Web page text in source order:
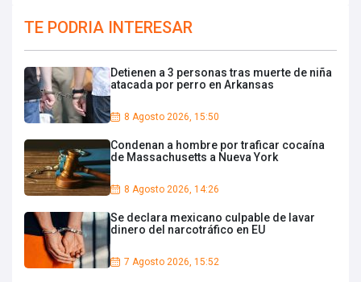
TE PODRIA INTERESAR
Detienen a 3 personas tras muerte de niña
atacada por perro en Arkansas
8 Agosto 2026, 15:50
Condenan a hombre por traficar cocaína
de Massachusetts a Nueva York
8 Agosto 2026, 14:26
Se declara mexicano culpable de lavar
dinero del narcotráfico en EU
7 Agosto 2026, 15:52